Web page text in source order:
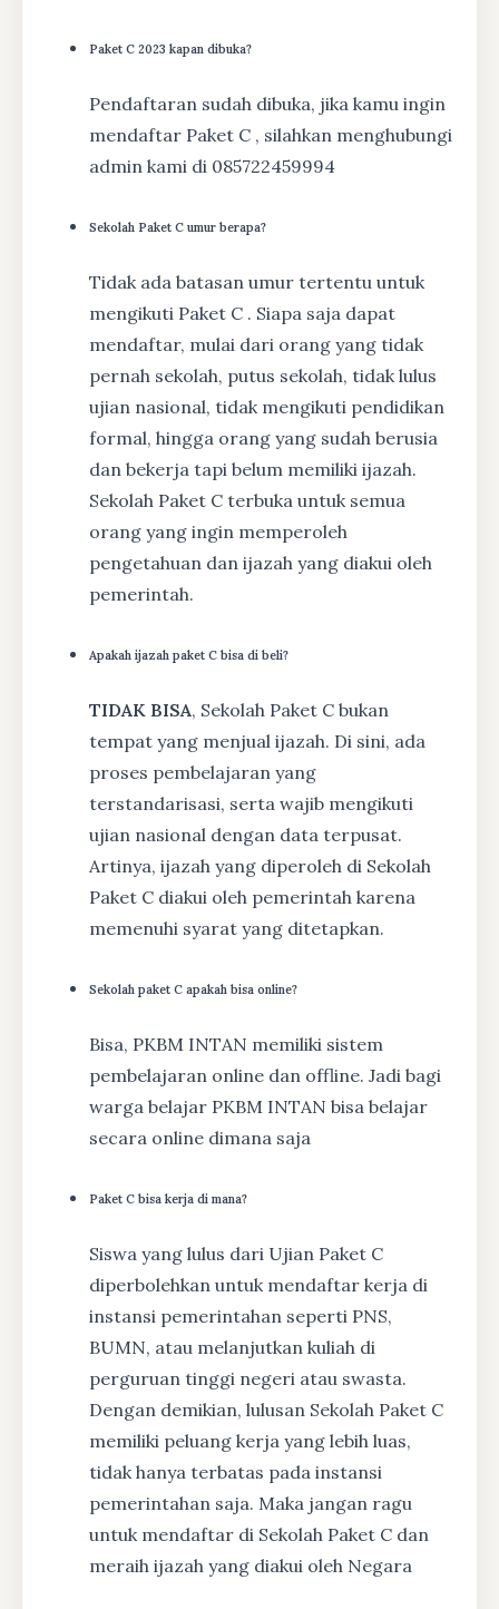
Paket C 2023 kapan dibuka?
Pendaftaran sudah dibuka, jika kamu ingin
mendaftar Paket C , silahkan menghubungi
admin kami di 085722459994
Sekolah Paket C umur berapa?
Tidak ada batasan umur tertentu untuk
mengikuti Paket C . Siapa saja dapat
mendaftar, mulai dari orang yang tidak
pernah sekolah, putus sekolah, tidak lulus
ujian nasional, tidak mengikuti pendidikan
formal, hingga orang yang sudah berusia
dan bekerja tapi belum memiliki ijazah.
Sekolah Paket C terbuka untuk semua
orang yang ingin memperoleh
pengetahuan dan ijazah yang diakui oleh
pemerintah.
Apakah ijazah paket C bisa di beli?
TIDAK BISA, Sekolah Paket C bukan
tempat yang menjual ijazah. Di sini, ada
proses pembelajaran yang
terstandarisasi, serta wajib mengikuti
ujian nasional dengan data terpusat.
Artinya, ijazah yang diperoleh di Sekolah
Paket C diakui oleh pemerintah karena
memenuhi syarat yang ditetapkan.
Sekolah paket C apakah bisa online?
Bisa, PKBM INTAN memiliki sistem
pembelajaran online dan offline. Jadi bagi
warga belajar PKBM INTAN bisa belajar
secara online dimana saja
Paket C bisa kerja di mana?
Siswa yang lulus dari Ujian Paket C
diperbolehkan untuk mendaftar kerja di
instansi pemerintahan seperti PNS,
BUMN, atau melanjutkan kuliah di
perguruan tinggi negeri atau swasta.
Dengan demikian, lulusan Sekolah Paket C
memiliki peluang kerja yang lebih luas,
tidak hanya terbatas pada instansi
pemerintahan saja. Maka jangan ragu
untuk mendaftar di Sekolah Paket C dan
meraih ijazah yang diakui oleh Negara